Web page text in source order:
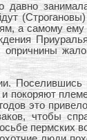
давно
а самому ему
Поселившись
покоряют
это
чтобы
пермских